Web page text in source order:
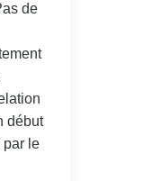
de
début
par le